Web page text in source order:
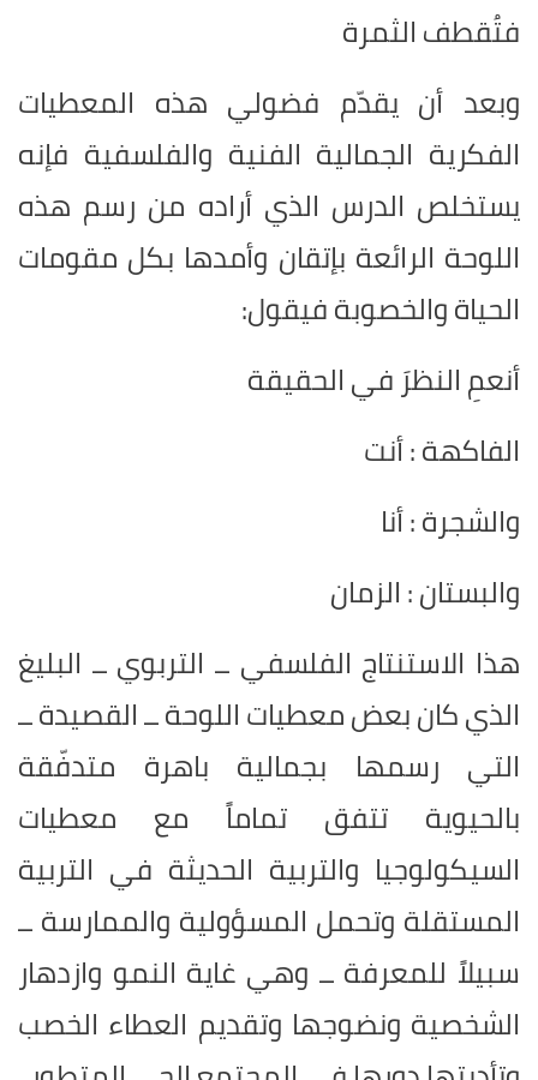
فتُقطف الثمرة
وبعد أن يقدّم فضولي هذه المعطيات
الفكرية الجمالية الفنية والفلسفية فإنه
يستخلص الدرس الذي أراده من رسم هذه
اللوحة الرائعة بإتقان وأمدها بكل مقومات
الحياة والخصوبة فيقول:
أنعمِ النظرَ في الحقيقة
الفاكهة : أنت
والشجرة : أنا
والبستان : الزمان
هذا الاستنتاج الفلسفي ــ التربوي ــ البليغ
الذي كان بعض معطيات اللوحة ــ القصيدة ــ
التي رسمها بجمالية باهرة متدفّقة
بالحيوية تتفق تماماً مع معطيات
السيكولوجيا والتربية الحديثة في التربية
المستقلة وتحمل المسؤولية والممارسة ــ
سبيلاً للمعرفة ــ وهي غاية النمو وازدهار
الشخصية ونضوجها وتقديم العطاء الخصب